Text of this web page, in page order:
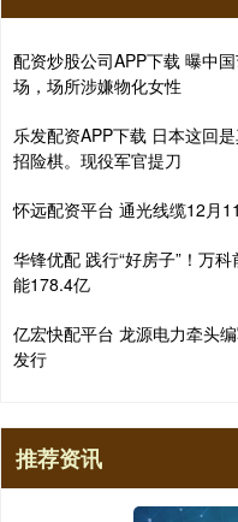
配资炒股公司APP下载 曝中
场，场所涉嫌物化女性
乐发配资APP下载 日本这回
招险棋。现役军官提刀
怀远配资平台 通光线缆12月
华锋优配 践行“好房子”！万
能178.4亿
亿宏快配平台 龙源电力牵头
发行
推荐资讯